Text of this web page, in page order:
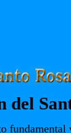
del
fundamental